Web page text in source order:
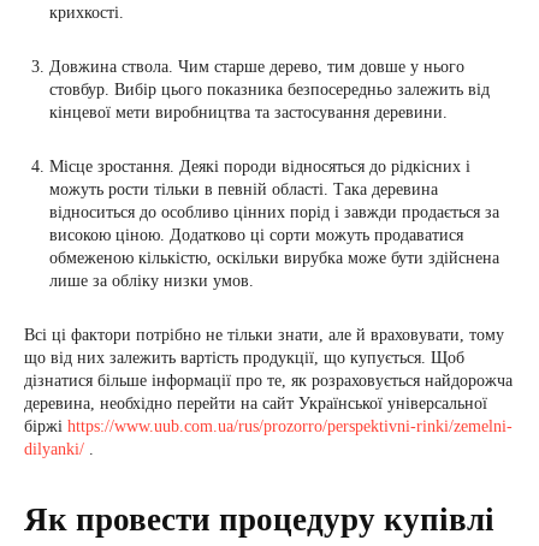
крихкості.
Довжина ствола. Чим старше дерево, тим довше у нього
стовбур. Вибір цього показника безпосередньо залежить від
кінцевої мети виробництва та застосування деревини.
Місце зростання. Деякі породи відносяться до рідкісних і
можуть рости тільки в певній області. Така деревина
відноситься до особливо цінних порід і завжди продається за
високою ціною. Додатково ці сорти можуть продаватися
обмеженою кількістю, оскільки вирубка може бути здійснена
лише за обліку низки умов.
Всі ці фактори потрібно не тільки знати, але й враховувати, тому
що від них залежить вартість продукції, що купується. Щоб
дізнатися більше інформації про те, як розраховується найдорожча
деревина, необхідно перейти на сайт Української універсальної
біржі https://www.uub.com.ua/rus/prozorro/perspektivni-rinki/zemelni-
dilyanki/ .
Як провести процедуру купівлі